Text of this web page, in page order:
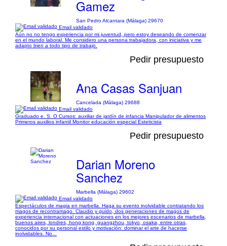
Gamez
San Pedro Alcantara (Málaga) 29670
Email validado
Aún no no tengo experiencia por mi juventud, pero estoy deseando de comenzar
en el mundo laboral. Me considero una persona trabajadora, con iniciativa y me
adapto bien a todo tipo de trabajo.
Pedir presupuesto
Ana Casas Sanjuan
Cancelada (Málaga) 29688
Email validado
Graduado e. S. O Cursos: auxiliar de jardín de infancia Manipulador de alimentos
Primeros auxilios infantil Monitor educación especial Esteticista
Pedir presupuesto
Darian Moreno
Sanchez
Marbella (Málaga) 29602
Email validado
Espectáculos de magia en marbella. Haga su evento inolvidable contratando los
magos de recontramago. Claudio y guido, dos generaciones de magos de
experiencia internacional con actuaciones en los mejores escenarios de marbella,
buenos aires, londres, hong kong, guangzhou, tokyo, osaka, entre otras,
conocidos por su personal estilo y motivación: dominar el arte de hacerse
inolvidables. No...